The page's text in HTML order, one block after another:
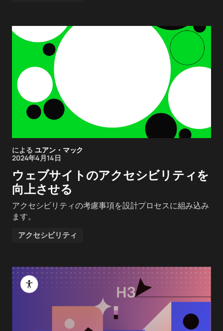
による ユアン・マック
2024年4月14日
ウェブサイトのアクセシビリティを
向上させる
アクセシビリティの考慮事項を設計プロセスに組み込み
ます。
アクセシビリティ